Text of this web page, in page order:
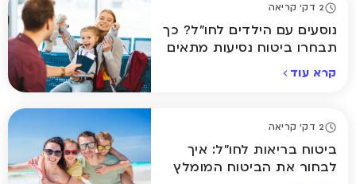
2 דק' קריאה
נוסעים עם הילדים לחו"ל? כך
תבחרו ביטוח נסיעות מתאים
קרא עוד
2 דק' קריאה
ביטוח בריאות לחו"ל: איך
לבחור את הביטוח המומלץ